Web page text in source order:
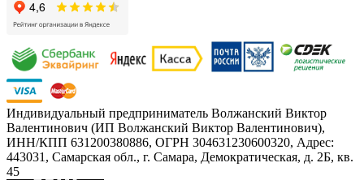
Индивидуальный предприниматель Волжанский Виктор
Валентинович (ИП Волжанский Виктор Валентинович),
ИНН/КПП 631200380886, ОГРН 304631230600320, Адрес:
443031, Самарская обл., г. Самара, Демократическая, д. 2Б, кв.
45